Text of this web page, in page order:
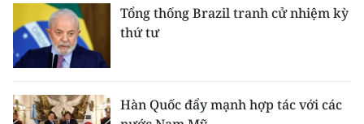
Tổng thống Brazil tranh cử nhiệm kỳ
thứ tư
Hàn Quốc đẩy mạnh hợp tác với các